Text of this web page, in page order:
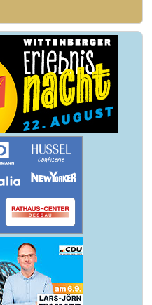
Sandersdorf - VfB 1921 Krieschow,